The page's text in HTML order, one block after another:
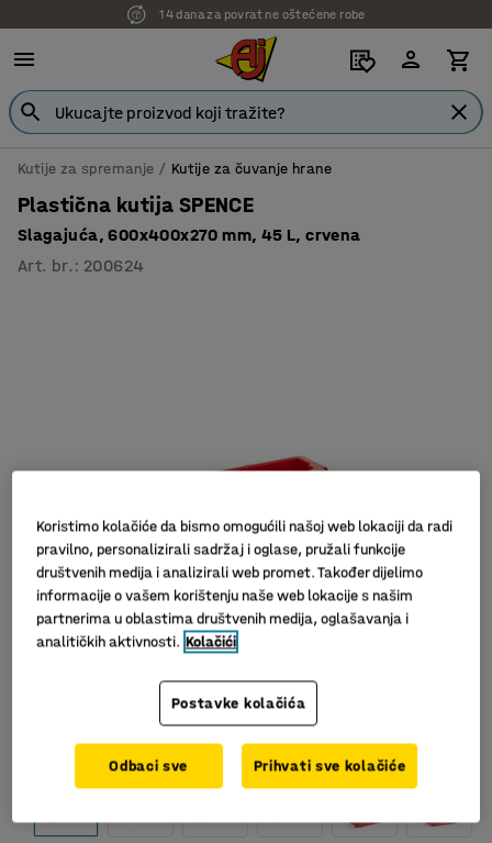
14 dana za povrat ne oštećene robe
Kutije za spremanje Kutije za čuvanje hrane
Plastična kutija SPENCE
Slagajuća, 600x400x270 mm, 45 L, crvena
Art. br. : 200624
Koristimo kolačiće da bismo omogućili našoj web lokaciji da radi
pravilno, personalizirali sadržaj i oglase, pružali funkcije
društvenih medija i analizirali web promet. Također dijelimo
informacije o vašem korištenju naše web lokacije s našim
partnerima u oblastima društvenih medija, oglašavanja i
analitičkih aktivnosti. Kolačići
Postavke kolačića
Odbaci sve Prihvati sve kolačiće